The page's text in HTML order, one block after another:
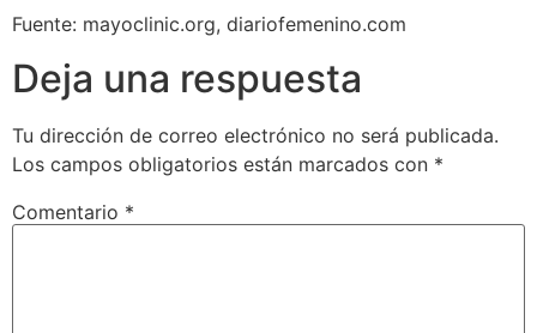
Fuente: mayoclinic.org, diariofemenino.com
Deja una respuesta
Tu dirección de correo electrónico no será publicada.
Los campos obligatorios están marcados con *
Comentario *